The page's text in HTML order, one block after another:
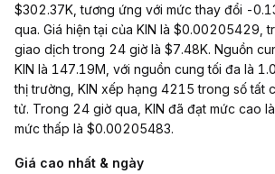
$302.37K, tương ứng với mức thay đổi -
qua. Giá hiện tại của KIN là $0.00205429,
giao dịch trong 24 giờ là $7.48K. Nguồn
KIN là 147.19M, với nguồn cung tối đa là
thị trường, KIN xếp hạng 4215 trong số tất
tử. Trong 24 giờ qua, KIN đã đạt mức cao
mức thấp là $0.00205483.
Giá cao nhất & ngày